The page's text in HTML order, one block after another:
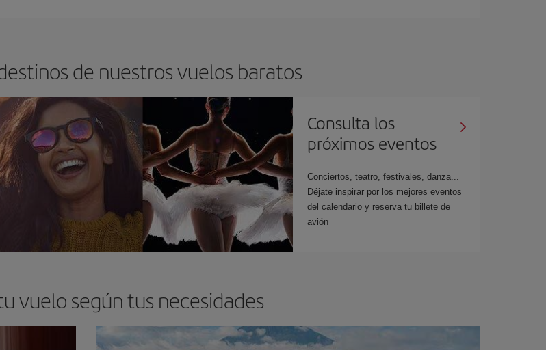
de nuestros vuelos baratos
Consulta los
próximos eventos
Conciertos, teatro, festivales, danza...
Déjate inspirar por los mejores eventos
del calendario y reserva tu billete de
avión
vuelo según tus necesidades